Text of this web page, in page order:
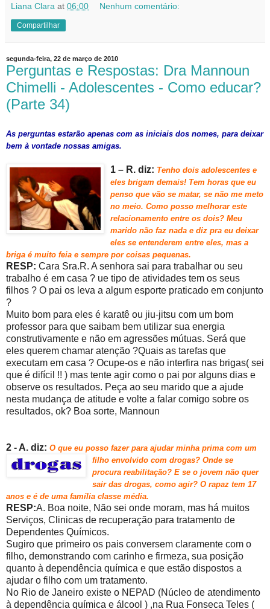
Liana Clara at 06:00 Nenhum comentário:
Compartilhar
segunda-feira, 22 de março de 2010
Perguntas e Respostas: Dra Mannoun
Chimelli - Adolescentes - Como educar?
(Parte 34)
As perguntas estarão apenas com as iniciais dos nomes, para deixar
bem à vontade nossas amigas.
1 – R. diz: Tenho dois adolescentes e
eles brigam demais! Tem horas que eu
penso que vão se matar, se não me meto
no meio. Como posso melhorar este
relacionamento entre os dois? Meu
marido não faz nada e diz pra eu deixar
eles se entenderem entre eles, mas a
briga é muito feia e sempre por coisas pequenas.
RESP: Cara Sra.R. A senhora sai para trabalhar ou seu
trabalho é em casa ? ue tipo de atividades tem os seus
filhos ? O pai os leva a algum esporte praticado em conjunto
?
Muito bom para eles é karatê ou jiu-jitsu com um bom
professor para que saibam bem utilizar sua energia
construtivamente e não em agressões mútuas. Será que
eles querem chamar atenção ?Quais as tarefas que
executam em casa ? Ocupe-os e não interfira nas brigas( sei
que é difícil !! ) mas tente agir como o pai por alguns dias e
observe os resultados. Peça ao seu marido que a ajude
nesta mudança de atitude e volte a falar comigo sobre os
resultados, ok? Boa sorte, Mannoun
2 - A. diz: O que eu posso fazer para ajudar minha prima com um
filho envolvido com drogas? Onde se
procura reabilitação? E se o jovem não quer
sair das drogas, como agir? O rapaz tem 17
anos e é de uma família classe média.
RESP:A. Boa noite, Não sei onde moram, mas há muitos
Serviços, Clinicas de recuperação para tratamento de
Dependentes Químicos.
Sugiro que primeiro os pais conversem claramente com o
filho, demonstrando com carinho e firmeza, sua posição
quanto à dependência química e que estão dispostos a
ajudar o filho com um tratamento.
No Rio de Janeiro existe o NEPAD (Núcleo de atendimento
à dependência química e álcool ) ,na Rua Fonseca Teles (